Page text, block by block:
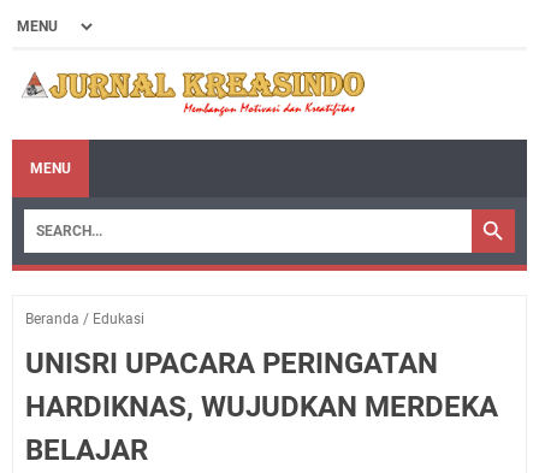
MENU
Beranda / Edukasi
UNISRI UPACARA PERINGATAN
HARDIKNAS, WUJUDKAN MERDEKA
BELAJAR